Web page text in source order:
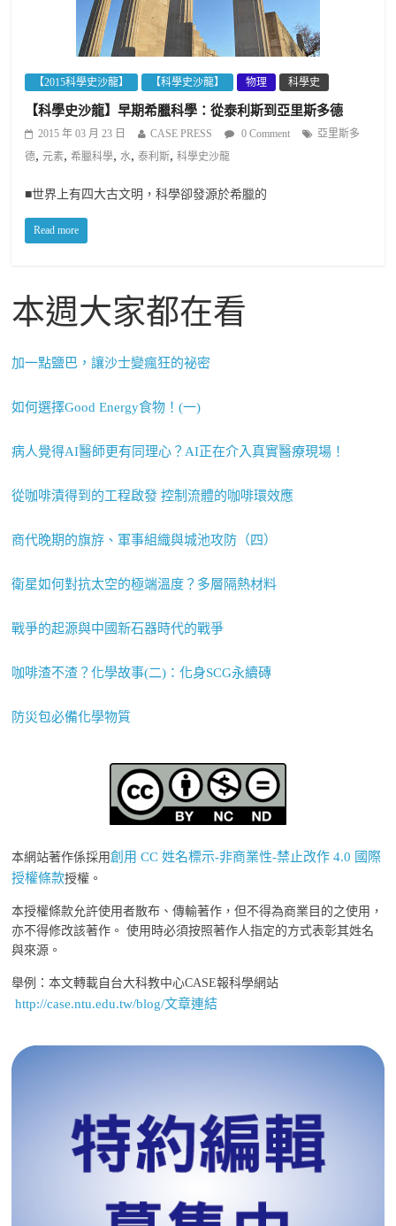
【2015科學史沙龍】 【科學史沙龍】 物理 科學史
【科學史沙龍】早期希臘科學：從泰利斯到亞里斯多德
2015 年 03 月 23 日 CASE PRESS 0 Comment
亞里斯多
德,元素,希臘科學, 水,泰利斯,科學史沙龍
■世界上有四大古文明，科學卻發源於希臘的
Read more
本週大家都在看
加一點鹽巴，讓沙士變瘋狂的祕密
如何選擇Good Energy食物！(一)
病人覺得AI醫師更有同理心？AI正在介入真實醫療現場！
從咖啡漬得到的工程啟發 控制流體的咖啡環效應
商代晚期的旗斿、軍事組織與城池攻防（四）
衛星如何對抗太空的極端溫度？多層隔熱材料
戰爭的起源與中國新石器時代的戰爭
咖啡渣不渣？化學故事(二)：化身SCG永續磚
防災包必備化學物質
本網站著作係採用創用 CC 姓名標示-非商業性-禁止改作 4.0 國際
授權條款授權。
本授權條款允許使用者散布、傳輸著作，但不得為商業目的之使用，
亦不得修改該著作。 使用時必須按照著作人指定的方式表彰其姓名
與來源。
舉例：本文轉載自台大科教中心CASE報科學網站
http://case.ntu.edu.tw/blog/文章連結